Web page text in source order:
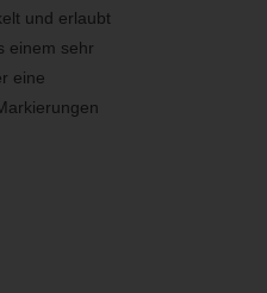
und erlaubt
einem sehr
eine